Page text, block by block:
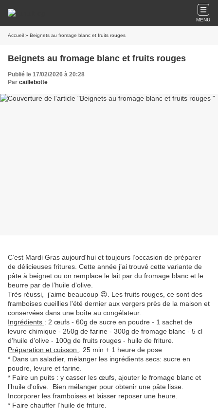
MENU
Accueil » Beignets au fromage blanc et fruits rouges
Beignets au fromage blanc et fruits rouges
Publié le 17/02/2026 à 20:28
Par caillebotte
C’est Mardi Gras aujourd'hui et toujours l’occasion de préparer
de délicieuses fritures. Cette année j’ai trouvé cette variante de
pâte à beignet ou on remplace le lait par du fromage blanc et le
beurre par de l’huile d'olive.
Très réussi, j’aime beaucoup 😍. Les fruits rouges, ce sont des
framboises cueillies l'été dernier aux vergers près de la maison et
conservées dans une boîte au congélateur.
Ingrédients : 2 œufs - 60g de sucre en poudre - 1 sachet de
levure chimique - 250g de farine - 300g de fromage blanc - 5 cl
d’huile d'olive - 100g de fruits rouges - huile de friture.
Préparation et cuisson : 25 min + 1 heure de pose
* Dans un saladier, mélanger les ingrédients secs: sucre en
poudre, levure et farine.
* Faire un puits : y casser les œufs, ajouter le fromage blanc et
l’huile d'olive. Bien mélanger pour obtenir une pâte lisse.
Incorporer les framboises et laisser reposer une heure.
* Faire chauffer l’huile de friture.